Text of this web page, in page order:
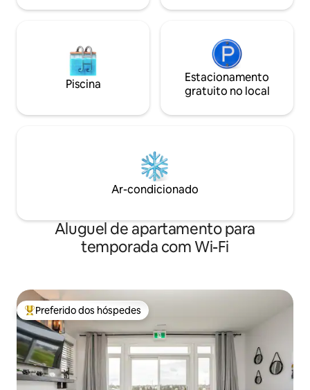
Piscina
Estacionamento
gratuito no local
Ar-condicionado
Aluguel de apartamento para
temporada com Wi-Fi
Entre os melhores preferidos dos hóspedes
Preferido dos hóspedes